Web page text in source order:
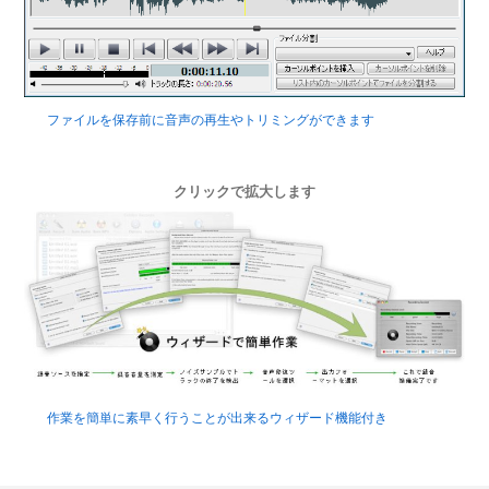
ファイルを保存前に音声の再生やトリミングができます
クリックで拡大します
作業を簡単に素早く行うことが出来るウィザード機能付き